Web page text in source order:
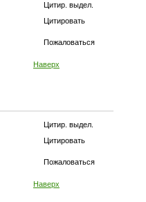
Цитир. выдел.
Цитировать
Пожаловаться
Наверх
Цитир. выдел.
Цитировать
Пожаловаться
Наверх